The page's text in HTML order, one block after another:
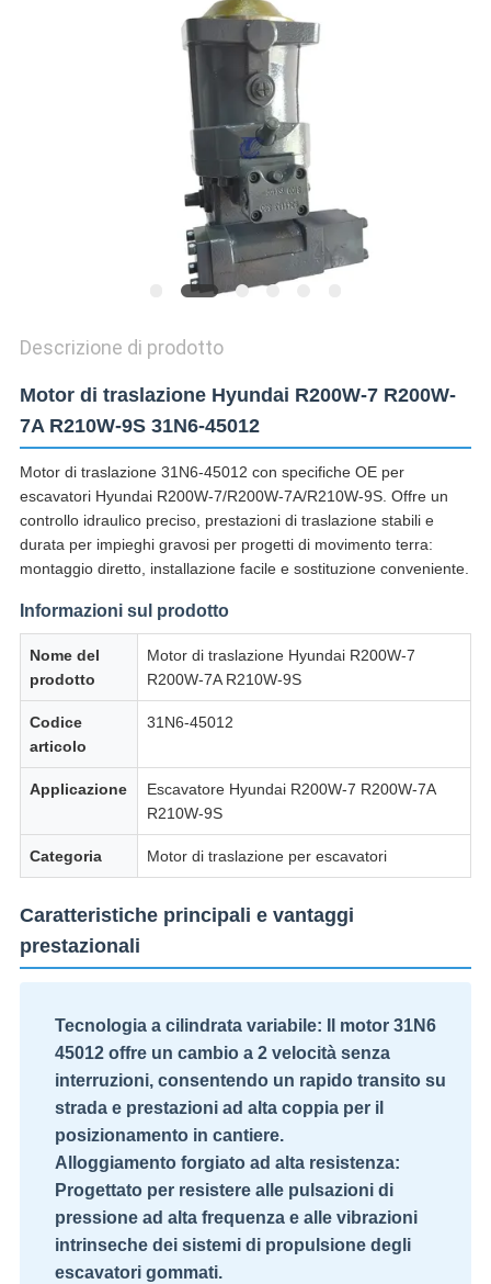
RISERVATEZZA
Descrizione di prodotto
Motor di traslazione Hyundai R200W-7 R200W-
7A R210W-9S 31N6-45012
Motor di traslazione 31N6-45012 con specifiche OE per
escavatori Hyundai R200W-7/R200W-7A/R210W-9S. Offre un
controllo idraulico preciso, prestazioni di traslazione stabili e
durata per impieghi gravosi per progetti di movimento terra:
montaggio diretto, installazione facile e sostituzione conveniente.
Informazioni sul prodotto
Nome del
prodotto
Motor di traslazione Hyundai R200W-7
R200W-7A R210W-9S
Codice
articolo
31N6-45012
Applicazione
Escavatore Hyundai R200W-7 R200W-7A
R210W-9S
Categoria Motor di traslazione per escavatori
Caratteristiche principali e vantaggi
prestazionali
Tecnologia a cilindrata variabile: Il motor 31N6
45012 offre un cambio a 2 velocità senza
interruzioni, consentendo un rapido transito su
strada e prestazioni ad alta coppia per il
posizionamento in cantiere.
Alloggiamento forgiato ad alta resistenza:
Progettato per resistere alle pulsazioni di
pressione ad alta frequenza e alle vibrazioni
intrinseche dei sistemi di propulsione degli
escavatori gommati.